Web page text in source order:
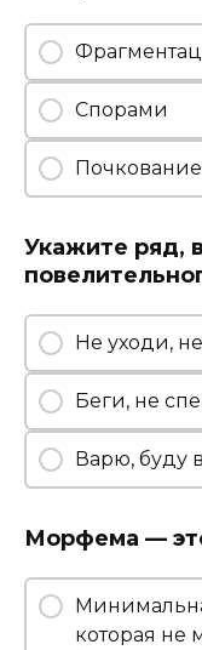
Спорами
Укажите ряд,
Не уходи,
Беги, не
Варю, буду
Морфема —
которая не